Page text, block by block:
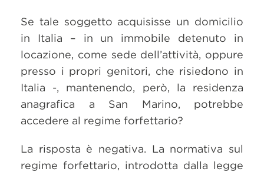
Se tale soggetto acquisisse un domicilio
in Italia – in un immobile detenuto in
locazione, come sede dell’attività, oppure
presso i propri genitori, che risiedono in
Italia -, mantenendo, però, la residenza
anagrafica a San Marino, potrebbe
accedere al regime forfettario?
La risposta è negativa. La normativa sul
regime forfettario, introdotta dalla legge